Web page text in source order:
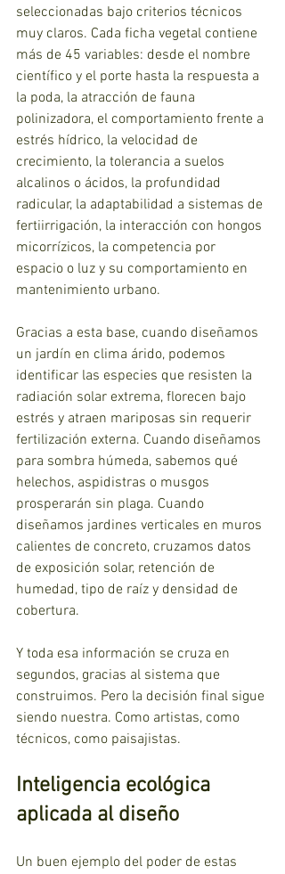
seleccionadas bajo criterios técnicos
muy claros. Cada ficha vegetal contiene
más de 45 variables: desde el nombre
científico y el porte hasta la respuesta a
la poda, la atracción de fauna
polinizadora, el comportamiento frente a
estrés hídrico, la velocidad de
crecimiento, la tolerancia a suelos
alcalinos o ácidos, la profundidad
radicular, la adaptabilidad a sistemas de
fertiirrigación, la interacción con hongos
micorrízicos, la competencia por
espacio o luz y su comportamiento en
mantenimiento urbano.
Gracias a esta base, cuando diseñamos
un jardín en clima árido, podemos
identificar las especies que resisten la
radiación solar extrema, florecen bajo
estrés y atraen mariposas sin requerir
fertilización externa. Cuando diseñamos
para sombra húmeda, sabemos qué
helechos, aspidistras o musgos
prosperarán sin plaga. Cuando
diseñamos jardines verticales en muros
calientes de concreto, cruzamos datos
de exposición solar, retención de
humedad, tipo de raíz y densidad de
cobertura.
Y toda esa información se cruza en
segundos, gracias al sistema que
construimos. Pero la decisión final sigue
siendo nuestra. Como artistas, como
técnicos, como paisajistas.
Inteligencia ecológica
aplicada al diseño
Un buen ejemplo del poder de estas